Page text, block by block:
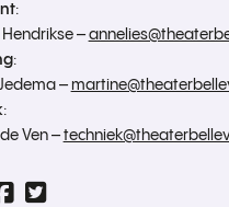
:
–
:
–
:
Ven –